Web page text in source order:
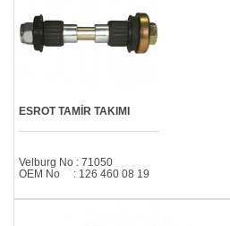
ESROT TAMİR TAKIMI
Velburg No : 71050
OEM No : 126 460 08 19